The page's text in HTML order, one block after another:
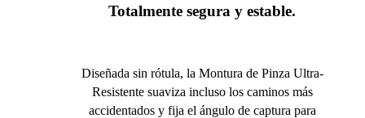
Totalmente segura y estable.
Diseñada sin rótula, la Montura de Pinza Ultra-
Resistente suaviza incluso los caminos más
accidentados y fija el ángulo de captura para